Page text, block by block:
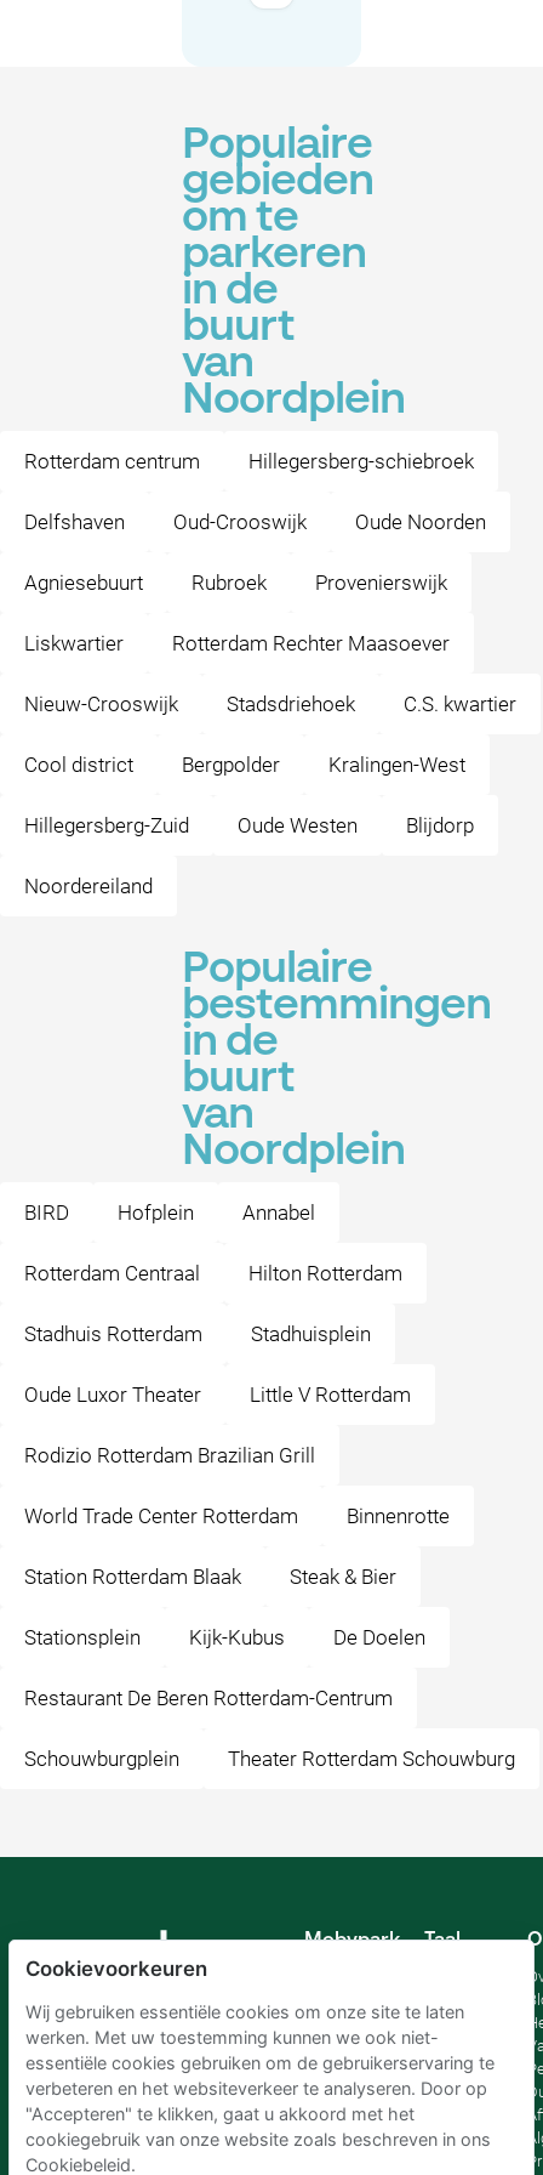
Populaire
gebieden
om te
parkeren
in de
buurt
van
Noordplein
Rotterdam centrum Hillegersberg-schiebroek
Delfshaven Oud-Crooswijk Oude Noorden
Agniesebuurt Rubroek Provenierswijk
Liskwartier Rotterdam Rechter Maasoever
Nieuw-Crooswijk Stadsdriehoek C.S. kwartier
Cool district Bergpolder Kralingen-West
Hillegersberg-Zuid Oude Westen Blijdorp
Noordereiland
Populaire
bestemmingen
in de
buurt
van
Noordplein
BIRD Hofplein Annabel
Rotterdam Centraal Hilton Rotterdam
Stadhuis Rotterdam Stadhuisplein
Oude Luxor Theater Little V Rotterdam
Rodizio Rotterdam Brazilian Grill
World Trade Center Rotterdam Binnenrotte
Station Rotterdam Blaak Steak & Bier
Stationsplein Kijk-Kubus De Doelen
Restaurant De Beren Rotterdam-Centrum
Schouwburgplein Theater Rotterdam Schouwburg
Mobypark
Taal
Spaans
Frankrijk
Italiaans
Nederlands
Cookievoorkeuren
Wij gebruiken essentiële cookies om onze site te laten
werken. Met uw toestemming kunnen we ook niet-
essentiële cookies gebruiken om de gebruikerservaring te
verbeteren en het websiteverkeer te analyseren. Door op
"Accepteren" te klikken, gaat u akkoord met het
cookiegebruik van onze website zoals beschreven in ons
Cookiebeleid.